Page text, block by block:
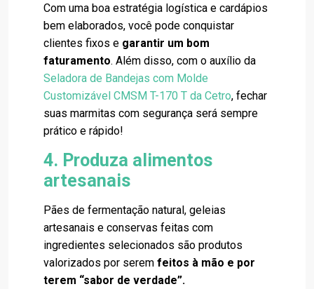
Com uma boa estratégia logística e cardápios
bem elaborados, você pode conquistar
clientes fixos e garantir um bom
faturamento. Além disso, com o auxílio da
Seladora de Bandejas com Molde
Customizável CMSM T-170 T da Cetro, fechar
suas marmitas com segurança será sempre
prático e rápido!
4. Produza alimentos
artesanais
Pães de fermentação natural, geleias
artesanais e conservas feitas com
ingredientes selecionados são produtos
valorizados por serem feitos à mão e por
terem “sabor de verdade”.